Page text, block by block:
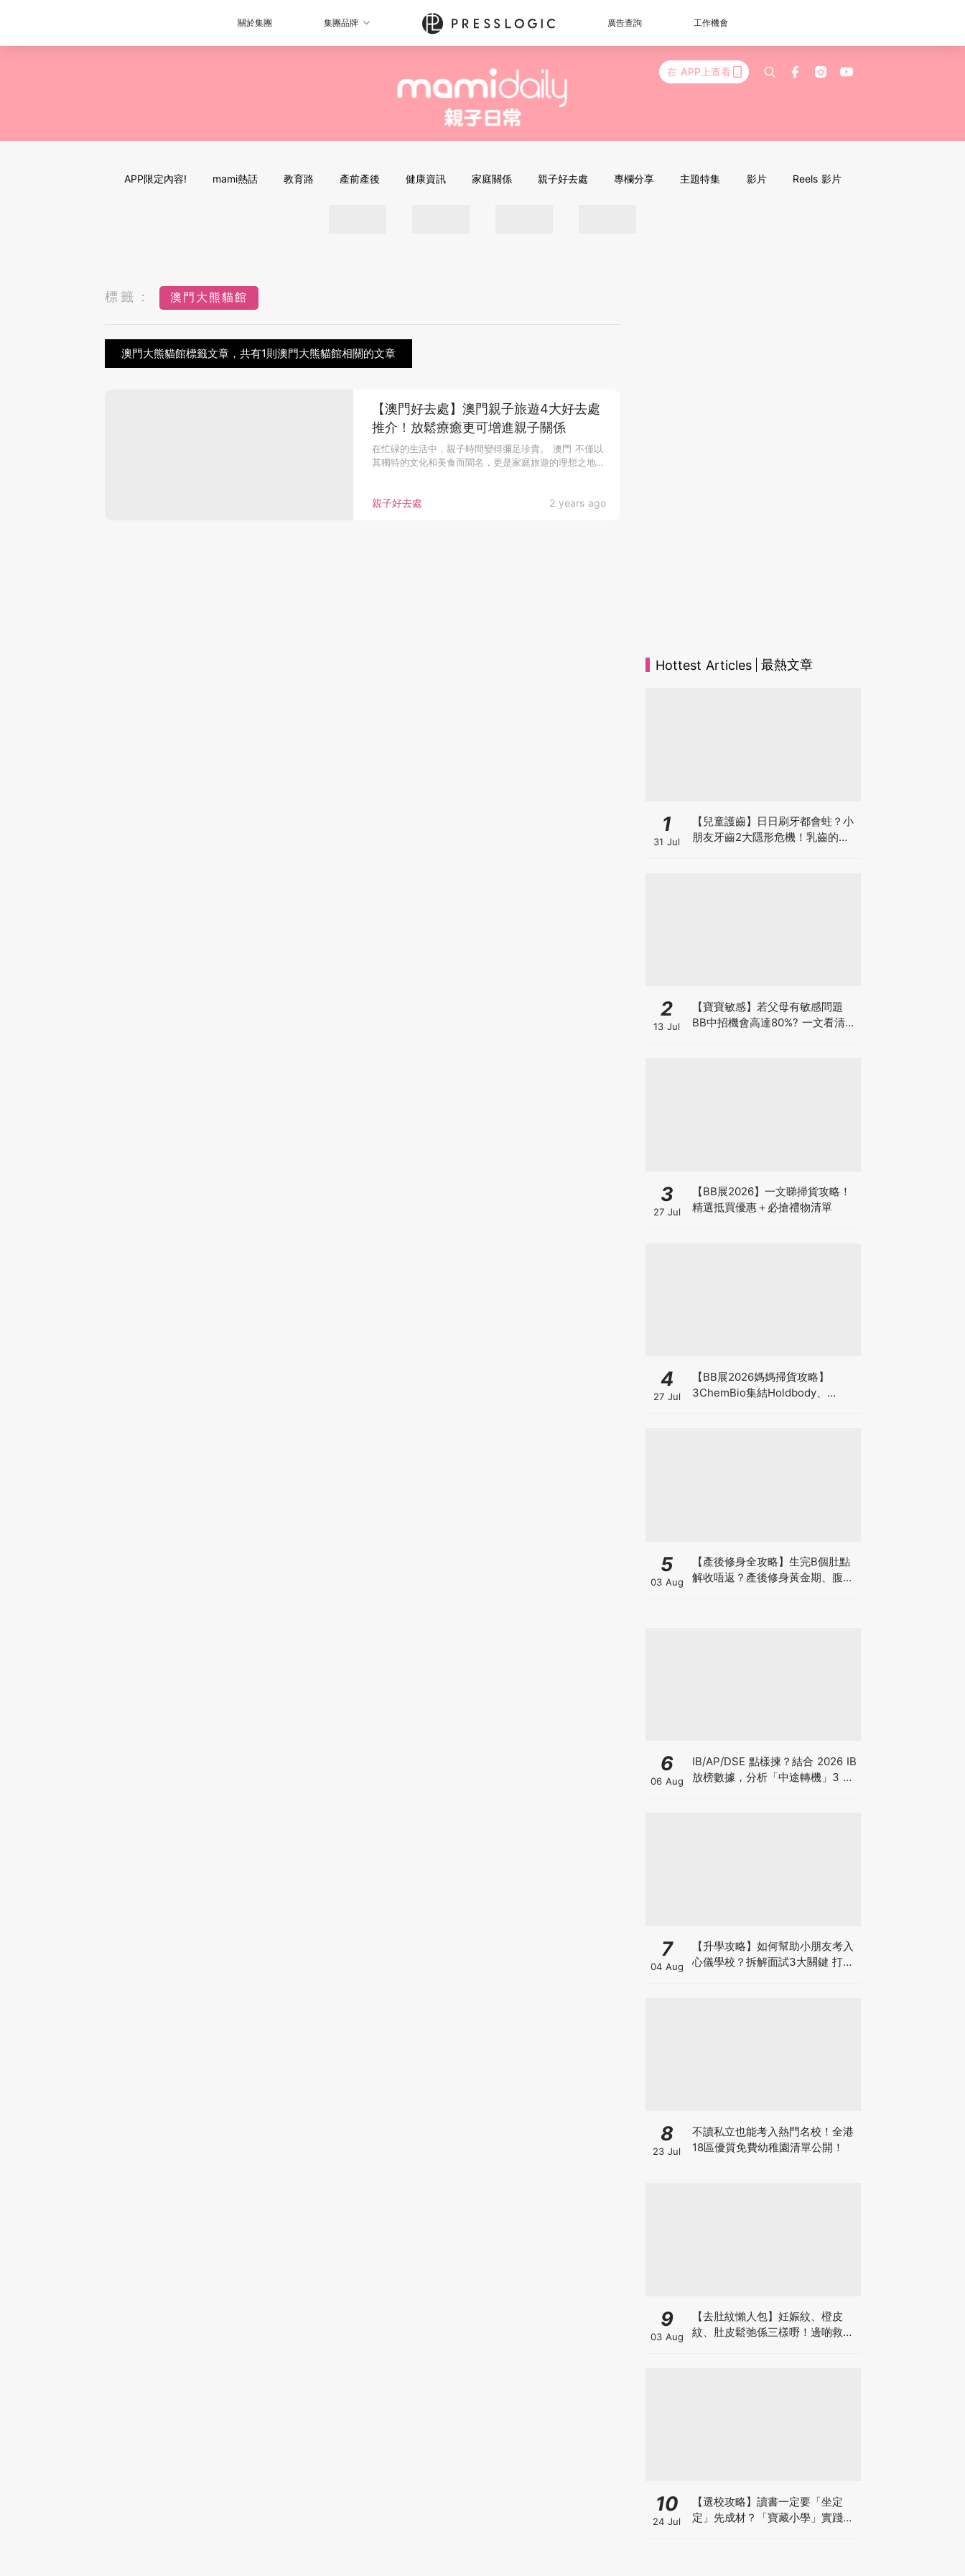
關於集團 集團品牌 廣告查詢 工作機會
在 APP上查看
APP限定內容! mami熱話 教育路 產前產後 健康資訊 家庭關係 親子好去處 專欄分享 主題特集 影片 Reels 影片
標籤： 澳門大熊貓館
澳門大熊貓館標籤文章，共有1則澳門大熊貓館相關的文章
親子好去處 2 years ago
【澳門好去處】澳門親子旅遊4大好去處
推介！放鬆療癒更可增進親子關係
在忙碌的生活中，親子時間變得彌足珍貴。 澳門 不僅以
其獨特的文化和美食而聞名，更是家庭旅遊的理想之地。
Hottest Articles 最熱文章
1
31 Jul
【兒童護齒】日日刷牙都會蛀？小
朋友牙齒2大隱形危機！乳齒的琺
2
13 Jul
【寶寶敏感】若父母有敏感問題
BB中招機會高達80%? 一文看清預
3
27 Jul
【BB展2026】一文睇掃貨攻略！
精選抵買優惠＋必搶禮物清單
4
27 Jul
【BB展2026媽媽掃貨攻略】
3ChemBio集結Holdbody、
5
03 Aug
【產後修身全攻略】生完B個肚點
解收唔返？產後修身黃金期、腹直
6
06 Aug
IB/AP/DSE 點樣揀？結合 2026 IB
放榜數據，分析「中途轉機」3 大
7
04 Aug
【升學攻略】如何幫助小朋友考入
心儀學校？拆解面試3大關鍵 打好
8
23 Jul
不讀私立也能考入熱門名校！全港
18區優質免費幼稚園清單公開！
9
03 Aug
【去肚紋懶人包】妊娠紋、橙皮
紋、肚皮鬆弛係三樣嘢！邊啲救得
10
24 Jul
【選校攻略】讀書一定要「坐定
定」先成材？「寶藏小學」實踐動